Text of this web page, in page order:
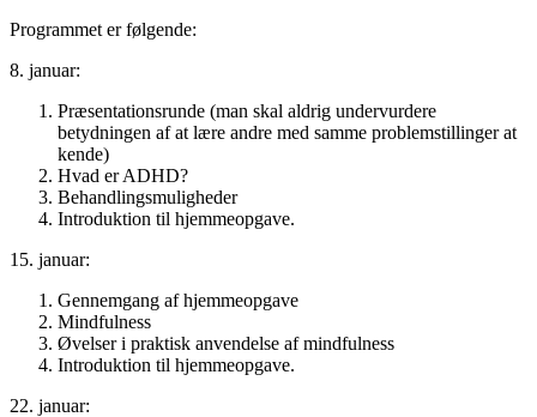
Programmet er følgende:
8. januar:
Præsentationsrunde (man skal aldrig undervurdere
betydningen af at lære andre med samme problemstillinger at
kende)
Hvad er ADHD?
Behandlingsmuligheder
Introduktion til hjemmeopgave.
15. januar:
Gennemgang af hjemmeopgave
Mindfulness
Øvelser i praktisk anvendelse af mindfulness
Introduktion til hjemmeopgave.
22. januar: